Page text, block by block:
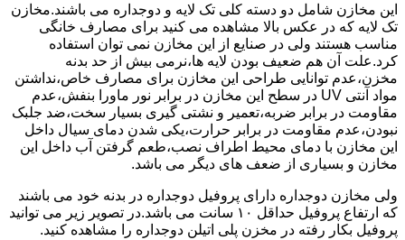
این مخازن شامل دو دسته کلی تک لایه و دوجداره می باشند.مخازن
تک لایه که در عکس بالا مشاهده می کنید برای مصارف خانگی
مناسب هستند ولی در صنایع از این مخازن نمی توان استفاده
کرد.علت آن هم ضعیف بودن لایه ها،نرمی بیش از حد بدنه
مخزن،عدم توانایی طراحی این مخازن برای مصارف خاص،نداشتن
مواد آنتی UV در سطح این مخازن در برابر نور ماورا بنفش،عدم
مقاومت در برابر ضربه،تعمیر و نشتی گیری بسیار سخت،ضد جلبک
نبودن،عدم مقاومت در برابر حرارت،یکی شدن دمای سیال داخل
این مخازن با دمای محیط اطراف نصب،طعم گرفتن آب داخل این
مخازن و بسیاری از ضعف های دیگر می باشد.
ولی مخازن دوجداره دارای پروفیل دوجداره در بدنه خود می باشند
که ارتفاع پروفیل حداقل ۱۰ سانت می باشد.در تصویر زیر می توانید
پروفیل بکار رفته در مخزن پلی اتیلن دوجداره را مشاهده کنید.